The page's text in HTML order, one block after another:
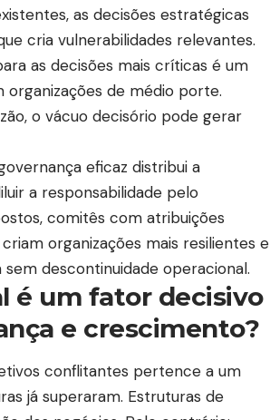
as decisões estratégicas
cria vulnerabilidades relevantes.
as decisões mais críticas é um
de médio porte.
o vácuo decisório pode gerar
eficaz distribui a
a responsabilidade pelo
comitês com atribuições
organizações mais resilientes e
descontinuidade operacional.
é um fator decisivo
e crescimento?
conflitantes pertence a um
já superaram. Estruturas de